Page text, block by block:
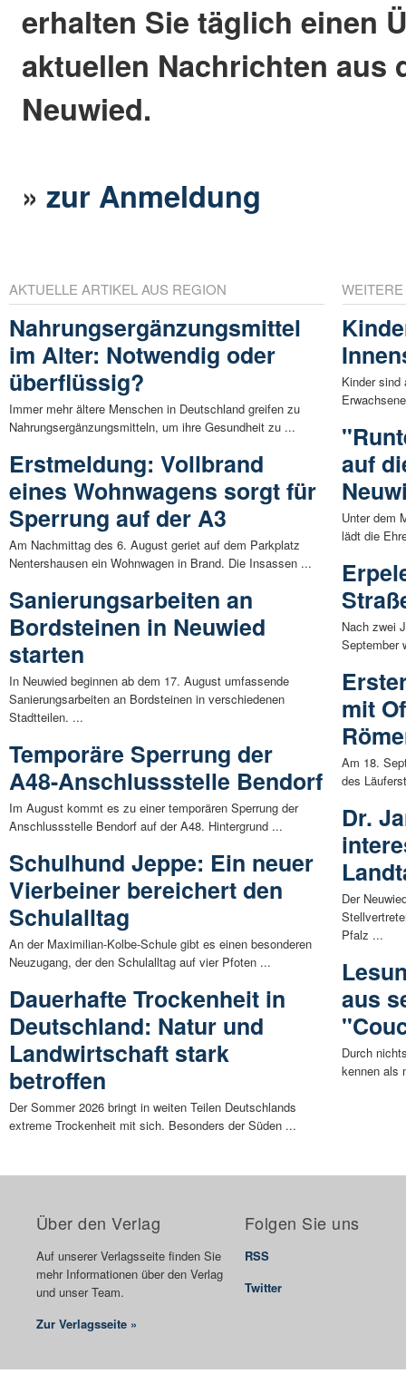
erhalten Sie täglich einen
aktuellen Nachrichten aus
Neuwied.
»zur Anmeldung
AKTUELLE ARTIKEL AUS REGION
Nahrungsergänzungsmittel
im Alter: Notwendig oder
überflüssig?
Immer mehr ältere Menschen in Deutschland greifen zu
Nahrungsergänzungsmitteln, um ihre Gesundheit zu ...
Erstmeldung: Vollbrand
eines Wohnwagens sorgt für
Sperrung auf der A3
Am Nachmittag des 6. August geriet auf dem Parkplatz
Nentershausen ein Wohnwagen in Brand. Die Insassen ...
Sanierungsarbeiten an
Bordsteinen in Neuwied
starten
In Neuwied beginnen ab dem 17. August umfassende
Sanierungsarbeiten an Bordsteinen in verschiedenen
Stadtteilen. ...
Temporäre Sperrung der
A48-Anschlussstelle Bendorf
Im August kommt es zu einer temporären Sperrung der
Anschlussstelle Bendorf auf der A48. Hintergrund ...
Schulhund Jeppe: Ein neuer
Vierbeiner bereichert den
Schulalltag
An der Maximilian-Kolbe-Schule gibt es einen besonderen
Neuzugang, der den Schulalltag auf vier Pfoten ...
Dauerhafte Trockenheit in
Deutschland: Natur und
Landwirtschaft stark
betroffen
Der Sommer 2026 bringt in weiten Teilen Deutschlands
extreme Trockenheit mit sich. Besonders der Süden ...
Kinder
auf
Unter dem
lädt die
Nach zwei
September
mit
Am 18.
des
Dr.
Der
Pfalz ...
aus
Durch
kennen als
Über den Verlag
Auf unserer Verlagsseite finden Sie
mehr Informationen über den Verlag
und unser Team.
Zur Verlagsseite »
Folgen Sie uns
RSS
Twitter